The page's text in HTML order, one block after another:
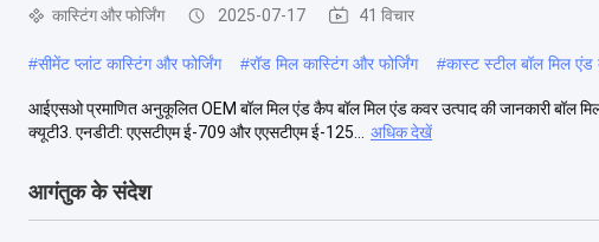
कास्टिंग और फोर्जिंग 2025-07-17 41 विचार
#सीमेंट प्लांट कास्टिंग और फोर्जिंग #रॉड मिल कास्टिंग और फोर्जिंग #कास्ट स्टील बॉल मिल
आईएसओ प्रमाणित अनुकूलित OEM बॉल मिल एंड कैप बॉल मिल एंड कवर उत्पाद की जानकारी बॉल
क्यूटी3. एनडीटी: एएसटीएम ई-709 और एएसटीएम ई-125...
अधिक देखें
आगंतुक के संदेश